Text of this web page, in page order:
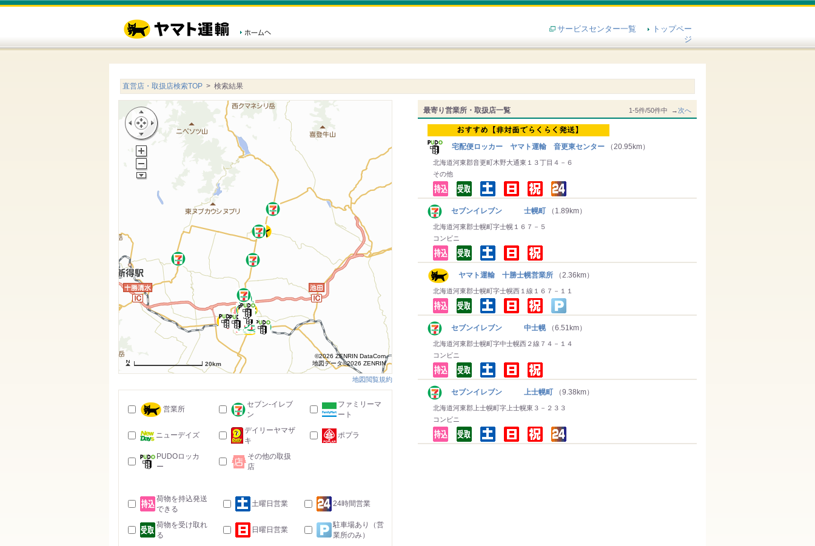
サービスセンター一覧
トップペー
ジ
直営店・取扱店検索TOP > 検索結果
最寄り営業所・取扱店一覧 1-5件/50件中 →次へ
宅配便ロッカー ヤマト運輸 音更東センター （20.95km）
北海道河東郡音更町木野大通東１３丁目４－６
その他
セブンイレブン 士幌町 （1.89km）
北海道河東郡士幌町字士幌１６７－５
コンビニ
ヤマト運輸 十勝士幌営業所 （2.36km）
北海道河東郡士幌町字士幌西１線１６７－１１
セブンイレブン 中士幌 （6.51km）
北海道河東郡士幌町字中士幌西２線７４－１４
コンビニ
セブンイレブン 上士幌町 （9.38km）
北海道河東郡上士幌町字上士幌東３－２３３
コンビニ
20km
©2026 ZENRIN DataCom
地図データ©2026 ZENRIN
地図閲覧規約
営業所
セブン-イレブ
ン
ファミリーマ
ート
ニューデイズ
デイリーヤマザ
キ
ポプラ
PUDOロッカ
ー
その他の取扱
店
荷物を持込発送
できる
土曜日営業 24時間営業
荷物を受け取れ
る
日曜日営業
駐車場あり（営
業所のみ）